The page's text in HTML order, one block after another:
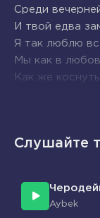
Среди
И твой едва
Я так люблю
Мы как в
Как же
Нет пути назад
Пожалуйста,
Давай без
Слушайте
Aybek